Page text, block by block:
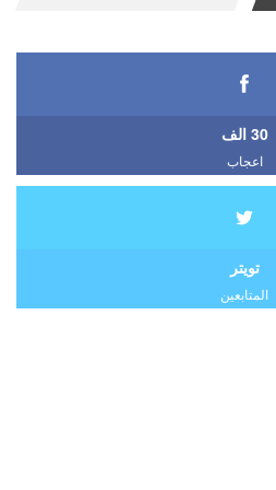
30 الف
اعجاب
تويتر
المتابعين